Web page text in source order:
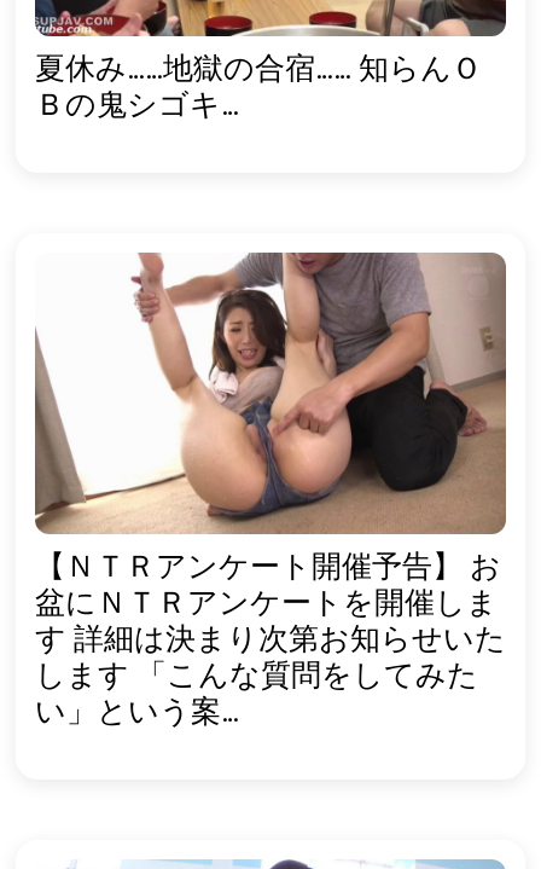
夏休み……地獄の合宿…… 知らんＯ
Ｂの鬼シゴキ…
【ＮＴＲアンケート開催予告】 お
盆にＮＴＲアンケートを開催しま
す 詳細は決まり次第お知らせいた
します 「こんな質問をしてみた
い」という案…